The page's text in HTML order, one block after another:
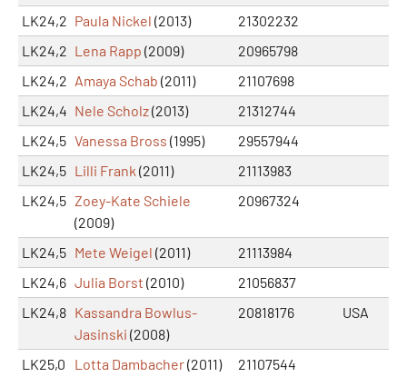
LK24,2 Paula Nickel (2013)
21302232
LK24,2 Lena Rapp (2009)
20965798
LK24,2 Amaya Schab (2011)
21107698
LK24,4 Nele Scholz(2013)
21312744
LK24,5 Vanessa Bross (1995)
29557944
LK24,5 Lilli Frank (2011)
21113983
LK24,5 Zoey-Kate Schiele
(2009)
20967324
LK24,5 Mete Weigel (2011)
21113984
LK24,6 Julia Borst (2010)
21056837
LK24,8 Kassandra Bowlus-
Jasinski (2008)
20818176 USA
LK25,0 Lotta Dambacher(2011)
21107544